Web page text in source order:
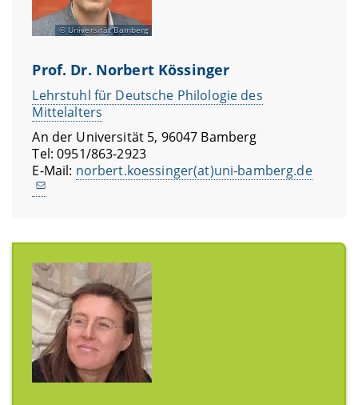
Universität Bamberg
Prof. Dr. Norbert Kössinger
Lehrstuhl für Deutsche Philologie des
Mittelalters
An der Universität 5, 96047 Bamberg
Tel: 0951/863-2923
E-Mail: norbert.koessinger(at)uni-bamberg.de